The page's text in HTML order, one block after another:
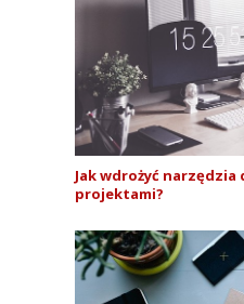
Jak wdrożyć
projektami?